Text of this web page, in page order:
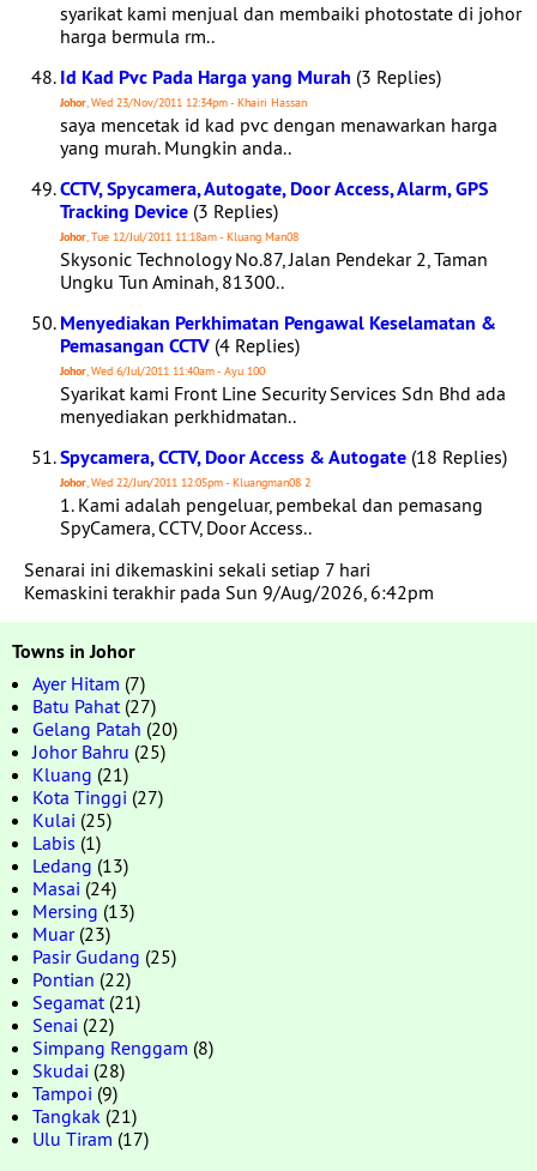
syarikat kami menjual dan membaiki photostate di johor
harga bermula rm..
Id Kad Pvc Pada Harga yang Murah (3 Replies)
Johor, Wed 23/Nov/2011 12:34pm - Khairi Hassan
saya mencetak id kad pvc dengan menawarkan harga
yang murah. Mungkin anda..
CCTV, Spycamera, Autogate, Door Access, Alarm, GPS
Tracking Device (3 Replies)
Johor, Tue 12/Jul/2011 11:18am - Kluang Man08
Skysonic Technology No.87, Jalan Pendekar 2, Taman
Ungku Tun Aminah, 81300..
Menyediakan Perkhimatan Pengawal Keselamatan &
Pemasangan CCTV (4 Replies)
Johor, Wed 6/Jul/2011 11:40am - Ayu 100
Syarikat kami Front Line Security Services Sdn Bhd ada
menyediakan perkhidmatan..
Spycamera, CCTV, Door Access & Autogate (18 Replies)
Johor, Wed 22/Jun/2011 12:05pm - Kluangman08 2
1. Kami adalah pengeluar, pembekal dan pemasang
SpyCamera, CCTV, Door Access..
Senarai ini dikemaskini sekali setiap 7 hari
Kemaskini terakhir pada Sun 9/Aug/2026, 6:42pm
Towns in Johor
Ayer Hitam (7)
Batu Pahat(27)
Gelang Patah (20)
Johor Bahru (25)
Kluang (21)
Kota Tinggi (27)
Kulai (25)
Labis (1)
Ledang (13)
Masai (24)
Mersing (13)
Muar(23)
Pasir Gudang (25)
Pontian (22)
Segamat(21)
Senai (22)
Simpang Renggam (8)
Skudai (28)
Tampoi (9)
Tangkak (21)
Ulu Tiram (17)